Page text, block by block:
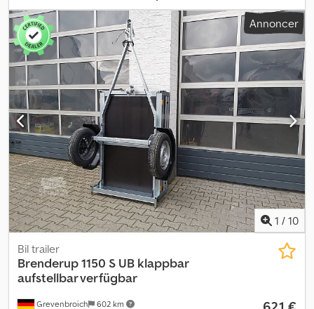
DATA * Trailertype: BL752412T * Totalvægt: 750 kg * Nyttelast: 519
kg * Indvendige mål: L: 243 cm, B: 121 cm, H: 39 cm * Udvendige mål:
L: 364 cm, B: 174 cm, H: 91 cm * Bund: Multiplex-træbund *
Sidevægge: Stål * Lastehøjde: 52 cm Csdpfxevxy T Nj Abneha *
Surringspunkter: 4 * Ramme: Stålramme, varmgalvaniseret *
Elektrisk system: 7-polet, 12V * Dæk: 165/70 R13 * Akselproducent:
AL-KO eller KNOTT * Antal aksler: 2 * Uden bremser * Uden
støttehjul Tillæg for registreringsattest: 39,00 € Alle priser inkl.
moms. Billederne kan afvige fra standardudstyr, tekniske
ændringer (f.eks. dækstørrelser) forbeholdes. Besøg os også på
Her kan du også efter aftale få din ønskede campingvogn og
tilbehør: BLYSS transporttechnik GmbH Dieselstr. 8 85084
Reichertshofen Tlf.: BLYSS transporttechnik GmbH
Sonnenbergstr. 5a 38723 Seesen Tlf.:
Annoncer
1 / 10
Grevenbroich 602 km
Bil trailer
Brenderup1150 S UB klappbar
aufstellbar verfügbar